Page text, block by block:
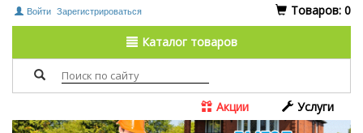
Войти Зарегистрироваться
Каталог товаров
Акции Услуги
Tоваров: 0